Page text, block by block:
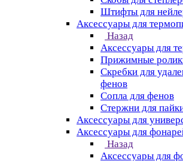
Штифты для
Аксессуары для
Назад
Аксессуары для
Прижимные
Скребки для
фенов
Сопла для фенов
Стержни для
Аксессуары для
Аксессуары для
Назад
Аксессуары для